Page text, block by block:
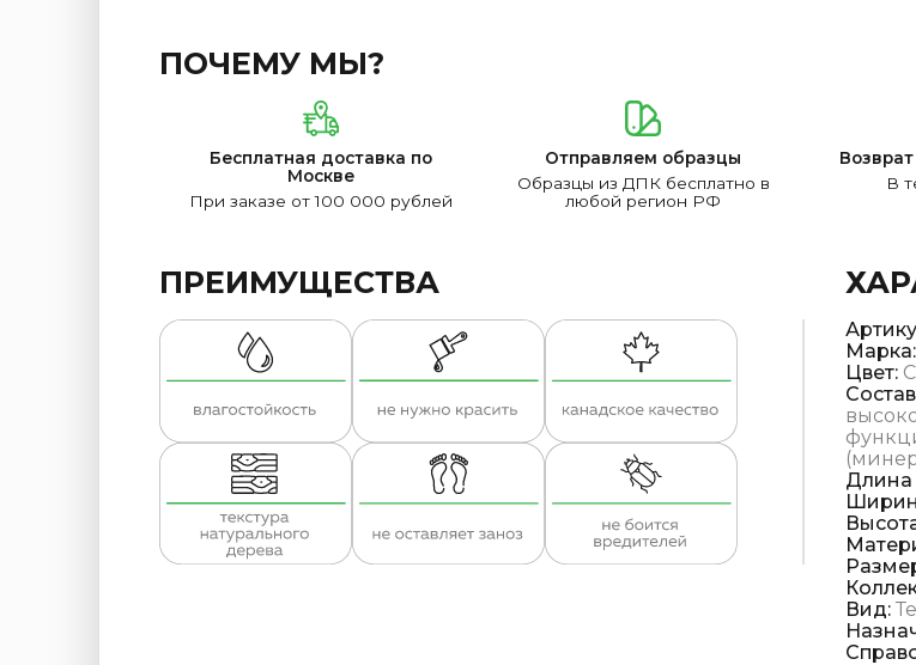
ПОЧЕМУ МЫ?
Бесплатная доставка по
Москве
При заказе от 100 000 рублей
Отправляем образцы
Образцы из ДПК бесплатно в
любой регион РФ
В
ПРЕИМУЩЕСТВА
Марка:
Цвет:
Длина
Вид: